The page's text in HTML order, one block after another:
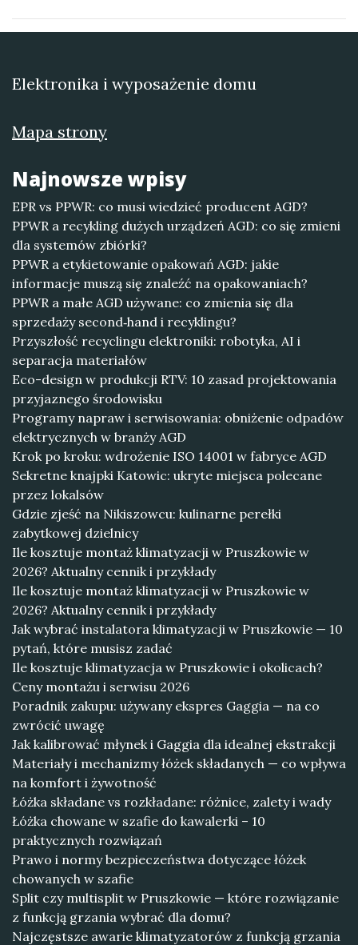
Elektronika i wyposażenie domu
Mapa strony
Najnowsze wpisy
EPR vs PPWR: co musi wiedzieć producent AGD?
PPWR a recykling dużych urządzeń AGD: co się zmieni
dla systemów zbiórki?
PPWR a etykietowanie opakowań AGD: jakie
informacje muszą się znaleźć na opakowaniach?
PPWR a małe AGD używane: co zmienia się dla
sprzedaży second‑hand i recyklingu?
Przyszłość recyclingu elektroniki: robotyka, AI i
separacja materiałów
Eco-design w produkcji RTV: 10 zasad projektowania
przyjaznego środowisku
Programy napraw i serwisowania: obniżenie odpadów
elektrycznych w branży AGD
Krok po kroku: wdrożenie ISO 14001 w fabryce AGD
Sekretne knajpki Katowic: ukryte miejsca polecane
przez lokalsów
Gdzie zjeść na Nikiszowcu: kulinarne perełki
zabytkowej dzielnicy
Ile kosztuje montaż klimatyzacji w Pruszkowie w
2026? Aktualny cennik i przykłady
Ile kosztuje montaż klimatyzacji w Pruszkowie w
2026? Aktualny cennik i przykłady
Jak wybrać instalatora klimatyzacji w Pruszkowie — 10
pytań, które musisz zadać
Ile kosztuje klimatyzacja w Pruszkowie i okolicach?
Ceny montażu i serwisu 2026
Poradnik zakupu: używany ekspres Gaggia — na co
zwrócić uwagę
Jak kalibrować młynek i Gaggia dla idealnej ekstrakcji
Materiały i mechanizmy łóżek składanych — co wpływa
na komfort i żywotność
Łóżka składane vs rozkładane: różnice, zalety i wady
Łóżka chowane w szafie do kawalerki – 10
praktycznych rozwiązań
Prawo i normy bezpieczeństwa dotyczące łóżek
chowanych w szafie
Split czy multisplit w Pruszkowie — które rozwiązanie
z funkcją grzania wybrać dla domu?
Najczęstsze awarie klimatyzatorów z funkcją grzania